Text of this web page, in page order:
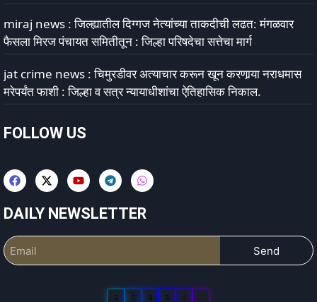
miraj news : जिल्ह्यातील दिग्गज नेत्यांच्या ताकदीची लढत: मंगळवार
फैसला मिरज पंचायत समितीतून : जिल्हा परिषदेचा सत्तेचा मार्ग
jat crime news : चिमुरडीवर अत्याचार करून खून करणार्‍या नराधमास
मरेपर्यंत फाशी : जिल्हा व सत्र न्यायाधीशांचा ऐतिहासिक निकाल.
FOLLOW US
DAILY NEWSLETTER
Send
5 7 3 5 4 7